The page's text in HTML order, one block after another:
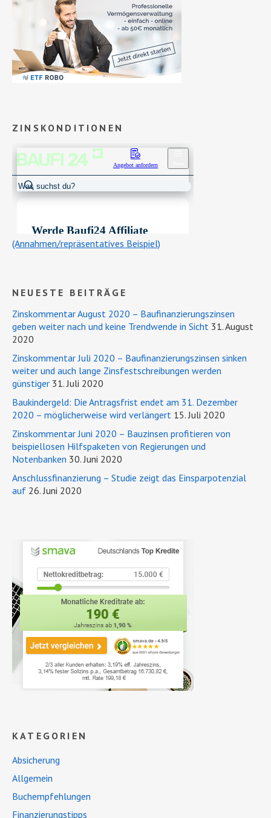
ZINSKONDITIONEN
(Annahmen/repräsentatives Beispiel)
NEUESTE BEITRÄGE
Zinskommentar August 2020 – Baufinanzierungszinsen
geben weiter nach und keine Trendwende in Sicht 31. August
2020
Zinskommentar Juli 2020 – Baufinanzierungszinsen sinken
weiter und auch lange Zinsfestschreibungen werden
günstiger 31. Juli 2020
Baukindergeld: Die Antragsfrist endet am 31. Dezember
2020 – möglicherweise wird verlängert 15. Juli 2020
Zinskommentar Juni 2020 – Bauzinsen profitieren von
beispiellosen Hilfspaketen von Regierungen und
Notenbanken 30. Juni 2020
Anschlussfinanzierung – Studie zeigt das Einsparpotenzial
auf 26. Juni 2020
KATEGORIEN
Absicherung
Allgemein
Buchempfehlungen
Finanzierungstipps